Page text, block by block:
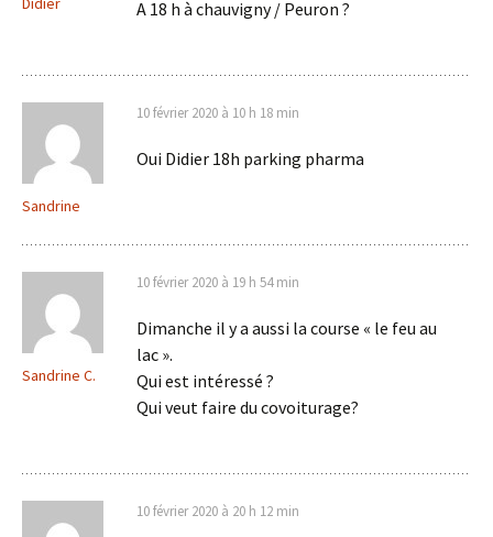
A 18 h à chauvigny / Peuron ?
Sandrine
10 février 2020 à 10 h 18 min
Oui Didier 18h parking pharma
Sandrine C.
10 février 2020 à 19 h 54 min
Dimanche il y a aussi la course « le feu au
lac ».
Qui est intéressé ?
Qui veut faire du covoiturage?
10 février 2020 à 20 h 12 min